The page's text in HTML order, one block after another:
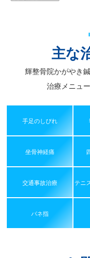
主な
輝整骨院かがやき
治療メニュ
手足のしびれ
坐骨神経痛
交通事故治療 テニ
バネ指